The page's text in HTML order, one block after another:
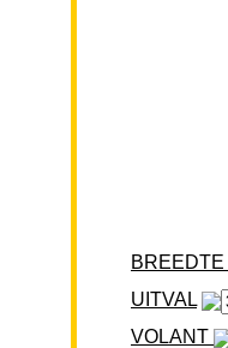
BREEDTE
VOLANT